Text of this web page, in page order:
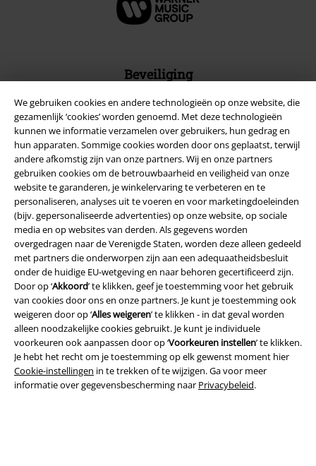
We gebruiken cookies en andere technologieën op onze website, die
gezamenlijk ‘cookies’ worden genoemd. Met deze technologieën
kunnen we informatie verzamelen over gebruikers, hun gedrag en
hun apparaten. Sommige cookies worden door ons geplaatst, terwijl
andere afkomstig zijn van onze partners. Wij en onze partners
gebruiken cookies om de betrouwbaarheid en veiligheid van onze
website te garanderen, je winkelervaring te verbeteren en te
personaliseren, analyses uit te voeren en voor marketingdoeleinden
(bijv. gepersonaliseerde advertenties) op onze website, op sociale
media en op websites van derden. Als gegevens worden
overgedragen naar de Verenigde Staten, worden deze alleen gedeeld
met partners die onderworpen zijn aan een adequaatheidsbesluit
onder de huidige EU-wetgeving en naar behoren gecertificeerd zijn.
Door op ‘Akkoord’ te klikken, geef je toestemming voor het gebruik
van cookies door ons en onze partners. Je kunt je toestemming ook
weigeren door op ‘Alles weigeren’ te klikken - in dat geval worden
alleen noodzakelijke cookies gebruikt. Je kunt je individuele
voorkeuren ook aanpassen door op ‘Voorkeuren instellen’ te klikken.
Je hebt het recht om je toestemming op elk gewenst moment hier
Cookie-instellingen in te trekken of te wijzigen. Ga voor meer
informatie over gegevensbescherming naar Privacybeleid.
Beveiliging
Legal
Algemene Voorwaarden
Bedrijfsgegevens
Privacyverklaring